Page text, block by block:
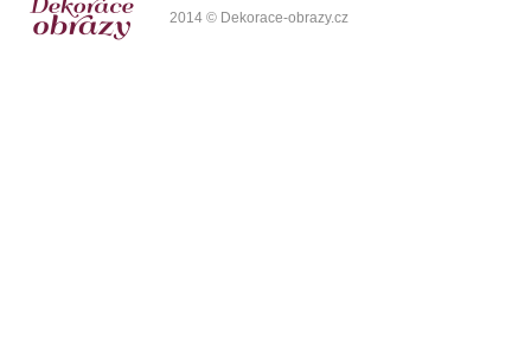
2014 © Dekorace-obrazy.cz